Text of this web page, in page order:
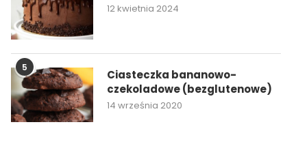
12 kwietnia 2024
5
Ciasteczka bananowo-
czekoladowe (bezglutenowe)
14 września 2020